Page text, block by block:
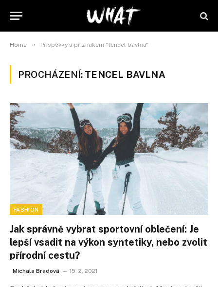
Home » Příspěvky s příznakem "tencel bavlna"
PROCHÁZENÍ: TENCEL BAVLNA
FASHION
Jak správně vybrat sportovní oblečení: Je
lepší vsadit na výkon syntetiky, nebo zvolit
přírodní cestu?
Michala Bradová 15. 2. 2021